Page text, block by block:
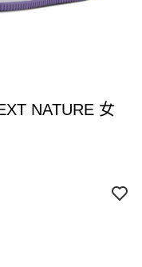
NATURE 女